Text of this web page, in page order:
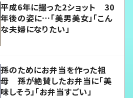
平成6年に撮った2ショット 30
年後の姿に…「美男美女」「こん
な夫婦になりたい」
孫のためにお弁当を作った祖
母 孫が絶賛したお弁当に「美
味しそう」「お弁当すごい」